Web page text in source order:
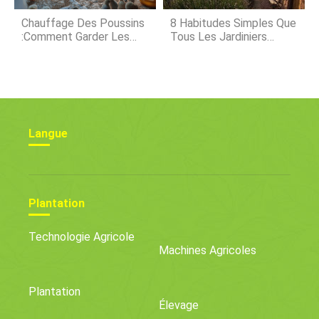
Chauffage Des Poussins
:comment Garder Les
8 Habitudes Simples Que
Tous Les Jardiniers
Langue
Plantation
Technologie Agricole
Machines Agricoles
Plantation
Élevage